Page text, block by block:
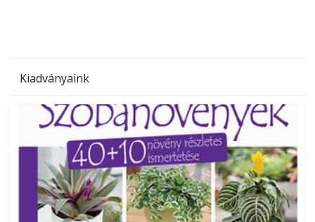
Kiadványaink